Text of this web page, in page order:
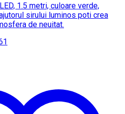
1.5 metri, culoare verde,
sirului luminos poti crea
de neuitat.